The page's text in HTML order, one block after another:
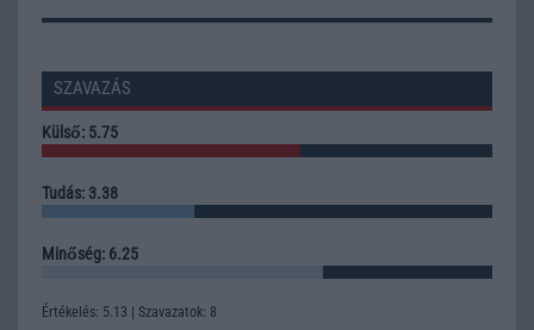
SZAVAZÁS
Külső: 5.75
Tudás: 3.38
Minőség: 6.25
Értékelés: 5.13 | Szavazatok: 8